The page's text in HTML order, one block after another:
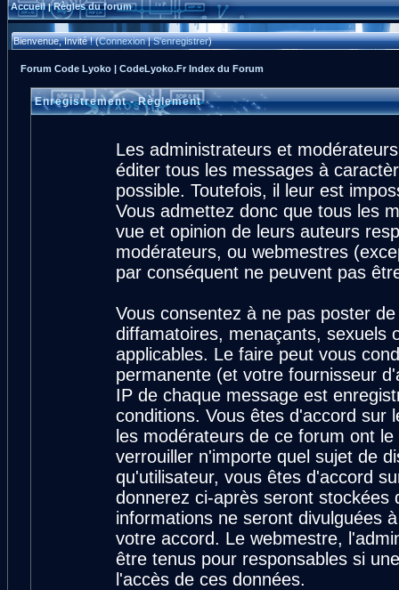
Accueil|Règles du forum
Bienvenue, Invité ! (Connexion|S'enregistrer)
Forum Code Lyoko | CodeLyoko.Fr Index du Forum
Enregistrement - Règlement
Les administrateurs et
éditer tous les messages à
possible. Toutefois, il leur est
Vous admettez donc que tous les
vue et opinion de leurs auteurs
modérateurs, ou webmestres
par conséquent ne peuvent pas
Vous consentez à ne pas poster
diffamatoires, menaçants, sexuels
applicables. Le faire peut vous
permanente (et votre fournisseur
IP de chaque message est
conditions. Vous êtes d'accord sur
les modérateurs de ce forum ont
verrouiller n'importe quel sujet de
qu'utilisateur, vous êtes d'accord
donnerez ci-après seront stockées
informations ne seront divulguées
votre accord. Le webmestre,
être tenus pour responsables si
l'accès de ces données.